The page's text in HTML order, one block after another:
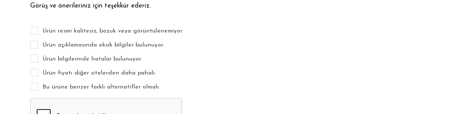
Görüş ve önerileriniz için teşekkür ederiz.
Ürün resmi kalitesiz, bozuk veya görüntülenemiyor.
Ürün açıklamasında eksik bilgiler bulunuyor.
Ürün bilgilerinde hatalar bulunuyor.
Ürün fiyatı diğer sitelerden daha pahalı.
Bu ürüne benzer farklı alternatifler olmalı.